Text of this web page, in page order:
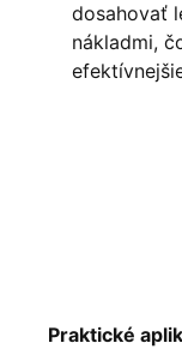
dosahovať
nákladmi,
Praktické